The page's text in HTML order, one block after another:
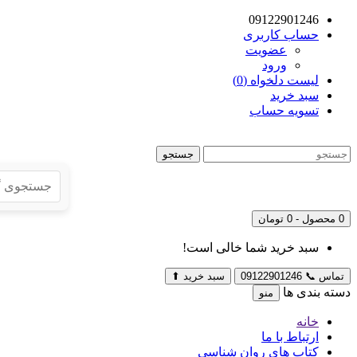
09122901246
حساب کاربری
عضویت
ورود
لیست دلخواه (0)
سبد خرید
تسویه حساب
جستجو
0 محصول - 0 تومان
سبد خرید شما خالی است!
تماس 📞
09122901246 سبد خرید ⬆
دسته بندی ها منو
خانه
ارتباط با ما
کتاب های روان شناسی